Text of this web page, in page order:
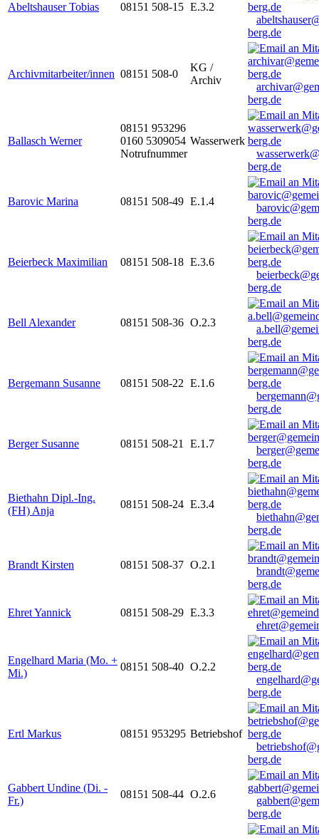
Abeltshauser Tobias 08151 508-15 E.3.2
berg.de
Archivmitarbeiter/innen 08151 508-0
KG /
Archiv
berg.de
Ballasch Werner
08151 953296
0160 5309054
Notrufnummer
Wasserwerk
berg.de
Barovic Marina 08151 508-49 E.1.4
berg.de
Beierbeck Maximilian 08151 508-18 E.3.6
berg.de
Bell Alexander 08151 508-36 O.2.3
berg.de
Bergemann Susanne 08151 508-22 E.1.6
berg.de
Berger Susanne 08151 508-21 E.1.7
berg.de
Biethahn Dipl.-Ing.
(FH) Anja
08151 508-24 E.3.4
berg.de
Brandt Kirsten 08151 508-37 O.2.1
berg.de
Ehret Yannick 08151 508-29 E.3.3
Engelhard Maria (Mo. +
Mi.)
08151 508-40 O.2.2
berg.de
Ertl Markus 08151 953295 Betriebshof
berg.de
Gabbert Undine (Di. -
Fr.)
08151 508-44 O.2.6
berg.de